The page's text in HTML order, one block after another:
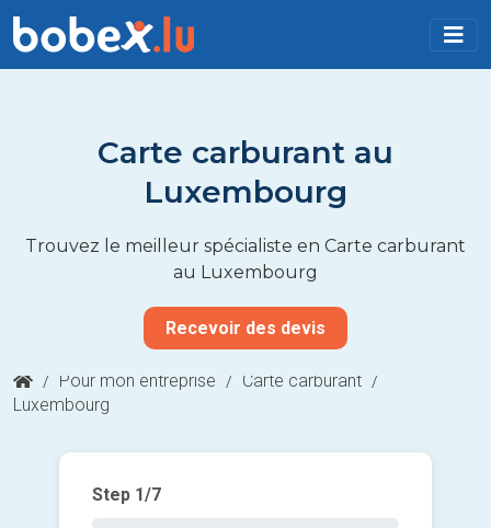
Carte carburant au
Luxembourg
Trouvez le meilleur spécialiste en Carte carburant
au Luxembourg
Recevoir des devis
/ Pour mon entreprise / Carte carburant /
Luxembourg
Step 1/7